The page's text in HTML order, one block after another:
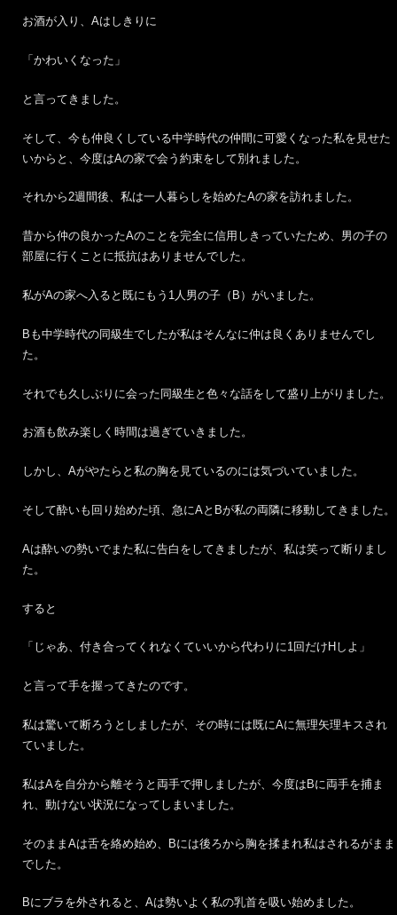
お酒が入り、Aはしきりに
「かわいくなった」
と言ってきました。
そして、今も仲良くしている中学時代の仲間に可愛くなった私を見せた
いからと、今度はAの家で会う約束をして別れました。
それから2週間後、私は一人暮らしを始めたAの家を訪れました。
昔から仲の良かったAのことを完全に信用しきっていたため、男の子の
部屋に行くことに抵抗はありませんでした。
私がAの家へ入ると既にもう1人男の子（B）がいました。
Bも中学時代の同級生でしたが私はそんなに仲は良くありませんでし
た。
それでも久しぶりに会った同級生と色々な話をして盛り上がりました。
お酒も飲み楽しく時間は過ぎていきました。
しかし、Aがやたらと私の胸を見ているのには気づいていました。
そして酔いも回り始めた頃、急にAとBが私の両隣に移動してきました。
Aは酔いの勢いでまた私に告白をしてきましたが、私は笑って断りまし
た。
すると
「じゃあ、付き合ってくれなくていいから代わりに1回だけHしよ」
と言って手を握ってきたのです。
私は驚いて断ろうとしましたが、その時には既にAに無理矢理キスされ
ていました。
私はAを自分から離そうと両手で押しましたが、今度はBに両手を捕ま
れ、動けない状況になってしまいました。
そのままAは舌を絡め始め、Bには後ろから胸を揉まれ私はされるがまま
でした。
Bにブラを外されると、Aは勢いよく私の乳首を吸い始めました。